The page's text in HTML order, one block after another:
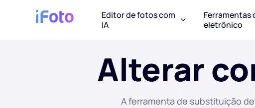
Editor de fotos com
IA
Ferramentas
eletrônico
Alterar
A ferramenta de substituição